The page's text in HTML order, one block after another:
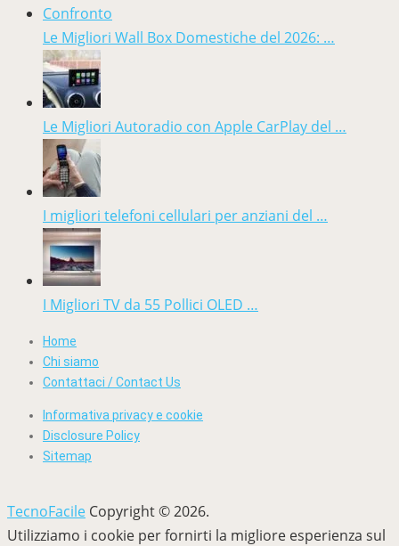
Le Migliori Wall Box Domestiche del 2026: …
Le Migliori Autoradio con Apple CarPlay del …
I migliori telefoni cellulari per anziani del …
I Migliori TV da 55 Pollici OLED …
Home
Chi siamo
Contattaci / Contact Us
Informativa privacy e cookie
Disclosure Policy
Sitemap
TecnoFacile Copyright © 2026.
Utilizziamo i cookie per fornirti la migliore esperienza sul